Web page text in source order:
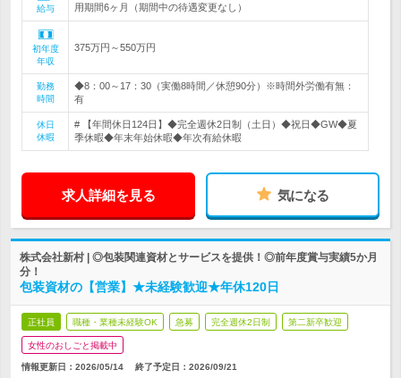
給与
用期間6ヶ月（期間中の待遇変更なし）
初年度
年収
375万円～550万円
勤務
時間
◆8：00～17：30（実働8時間／休憩90分）※時間外労働有無：
有
休日
休暇
# 【年間休日124日】◆完全週休2日制（土日）◆祝日◆GW◆夏
季休暇◆年末年始休暇◆年次有給休暇
求人詳細を見る 気になる
株式会社新村 | ◎包装関連資材とサービスを提供！◎前年度賞与実績5か月
分！
包装資材の【営業】★未経験歓迎★年休120日
正社員 職種・業種未経験OK 急募 完全週休2日制 第二新卒歓迎
女性のおしごと掲載中
情報更新日：2026/05/14 終了予定日： 2026/09/21